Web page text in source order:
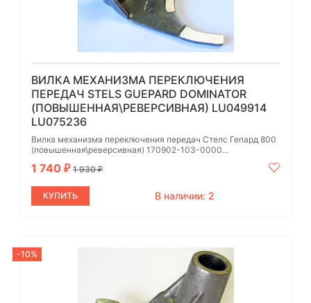
ВИЛКА МЕХАНИЗМА ПЕРЕКЛЮЧЕНИЯ
ПЕРЕДАЧ STELS GUEPARD DOMINATOR
(ПОВЫШЕННАЯ\РЕВЕРСИВНАЯ) LU049914
LU075236
Вилка механизма переключения передач Стелс Гепард 800
(повышенная\реверсивная) 170902-103-0000...
1 740 ₽ 1 930₽
КУПИТЬ В наличии: 2
-10%